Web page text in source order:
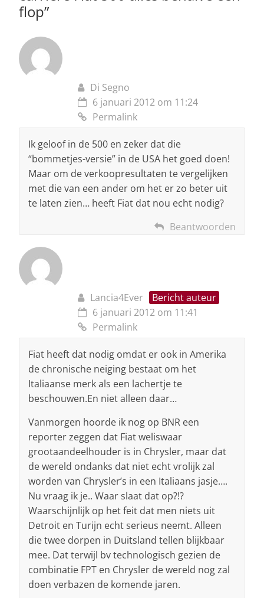
flop”
Di Segno
6 januari 2012 om 11:24
Permalink
Ik geloof in de 500 en zeker dat die
“bommetjes-versie” in de USA het goed doen!
Maar om de verkoopresultaten te vergelijken
met die van een ander om het er zo beter uit
te laten zien… heeft Fiat dat nou echt nodig?
Beantwoorden
Lancia4Ever
Bericht auteur
6 januari 2012 om 11:41
Permalink
Fiat heeft dat nodig omdat er ook in Amerika
de chronische neiging bestaat om het
Italiaanse merk als een lachertje te
beschouwen.En niet alleen daar…
Vanmorgen hoorde ik nog op BNR een
reporter zeggen dat Fiat weliswaar
grootaandeelhouder is in Chrysler, maar dat
de wereld ondanks dat niet echt vrolijk zal
worden van Chrysler’s in een Italiaans jasje….
Nu vraag ik je.. Waar slaat dat op?!?
Waarschijnlijk op het feit dat men niets uit
Detroit en Turijn echt serieus neemt. Alleen
die twee dorpen in Duitsland tellen blijkbaar
mee. Dat terwijl bv technologisch gezien de
combinatie FPT en Chrysler de wereld nog zal
doen verbazen de komende jaren.